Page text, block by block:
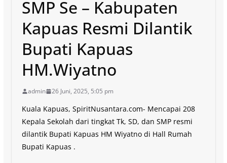
SMP Se – Kabupaten
Kapuas Resmi Dilantik
Bupati Kapuas
HM.Wiyatno
admin 26 Juni, 2025, 5:05 pm
Kuala Kapuas, SpiritNusantara.com- Mencapai 208
Kepala Sekolah dari tingkat Tk, SD, dan SMP resmi
dilantik Bupati Kapuas HM Wiyatno di Hall Rumah
Bupati Kapuas .